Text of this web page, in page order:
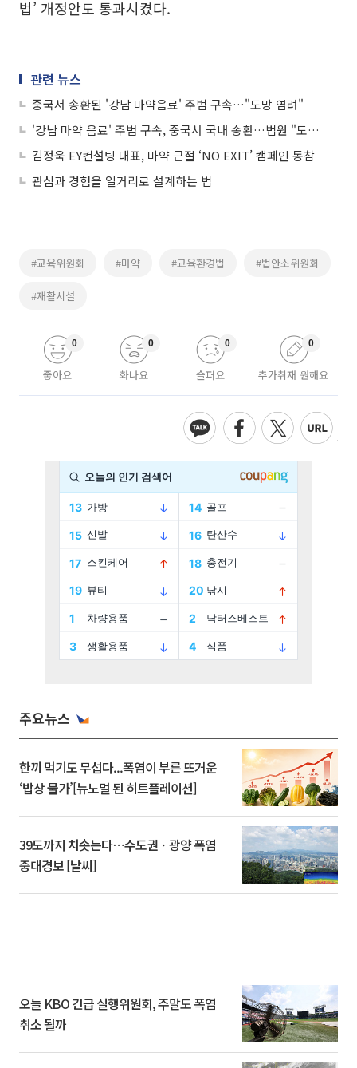
법’ 개정안도 통과시켰다.
관련 뉴스
중국서 송환된 '강남 마약음료' 주범 구속…"도망 염려"
'강남 마약 음료' 주범 구속, 중국서 국내 송환…법원 "도주 우려 있어"
김정욱 EY컨설팅 대표, 마약 근절 ‘NO EXIT’ 캠페인 동참
관심과 경험을 일거리로 설계하는 법
#교육위원회 #마약 #교육환경법 #법안소위원회
#재활시설
좋아요
0
화나요
0
슬퍼요
0
추가취재 원해요
0
주요뉴스
한끼 먹기도 무섭다...폭염이 부른 뜨거운
‘밥상 물가’[뉴노멀 된 히트플레이션]
39도까지 치솟는다⋯수도권ㆍ광양 폭염
중대경보 [날씨]
오늘 KBO 긴급 실행위원회, 주말도 폭염
취소 될까